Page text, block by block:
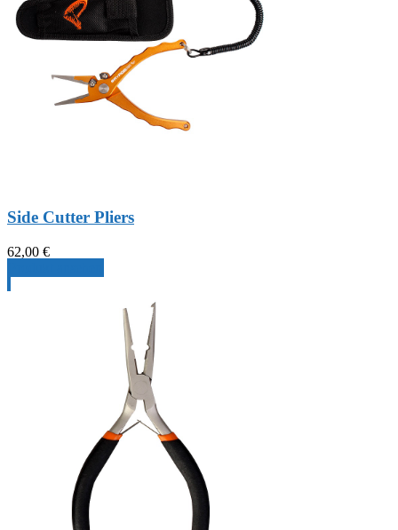
Side Cutter Pliers
62,00 €